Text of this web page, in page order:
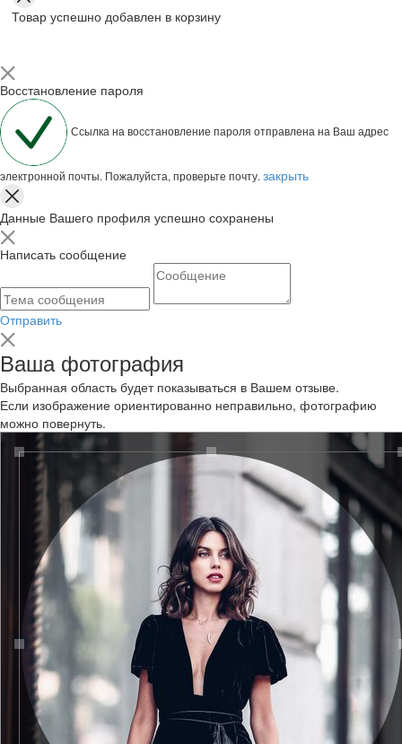
Товар успешно добавлен в корзину
Восстановление пароля
Ссылка на восстановление пароля отправлена на Ваш адрес
электронной почты. Пожалуйста, проверьте почту. закрыть
Данные Вашего профиля успешно сохранены
Написать сообщение
Отправить
Ваша фотография
Выбранная область будет показываться в Вашем отзыве.
Если изображение ориентированно неправильно, фотографию
можно повернуть.